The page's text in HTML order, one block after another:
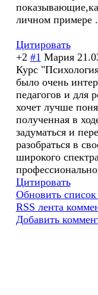
показывающие,ка
личном примере .
Цитировать
+2 #1 Мария
Курс
было очень
педагогов и для
хочет лучше
полученная в
задуматься и
разобраться в
широкого
профессионально
Цитировать
Обновить
RSS лента
Добавить